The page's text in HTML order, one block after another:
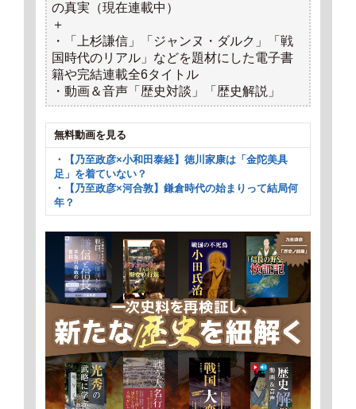
の真実（現在連載中）
＋
・「上杉謙信」「ジャンヌ・ダルク」「戦
国時代のリアル」などを題材にした電子書
籍や完結連載全6タイトル
・動画＆音声「歴史対談」「歴史解説」
無料動画を見る
・【乃至政彦×小和田泰経】徳川家康は「金陀美具
足」を着ていない？
・【乃至政彦×河合敦】鎌倉時代の始まりって結局何
年？